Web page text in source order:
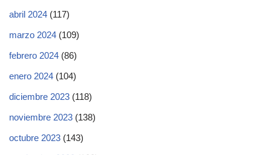
abril 2024 (117)
marzo 2024 (109)
febrero 2024 (86)
enero 2024 (104)
diciembre 2023 (118)
noviembre 2023 (138)
octubre 2023 (143)